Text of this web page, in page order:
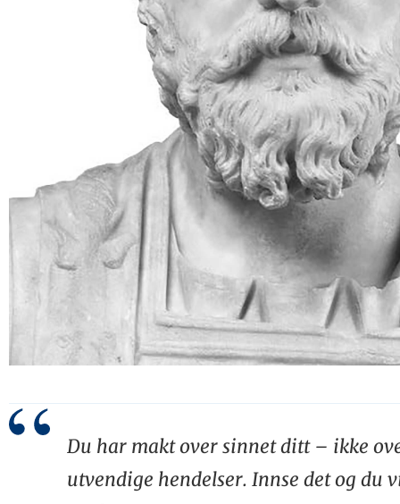
Du har makt over sinnet ditt – ikke
utvendige hendelser. Innse det og du